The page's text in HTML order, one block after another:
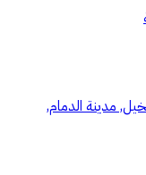
مدينة الدمام,